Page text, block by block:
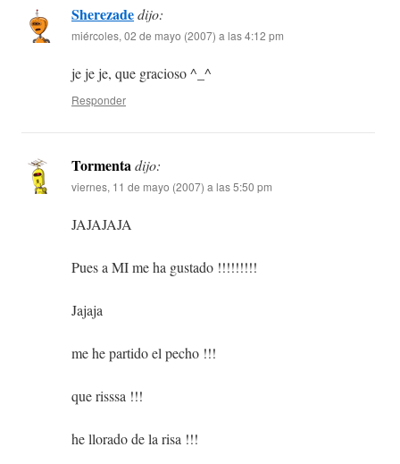
Sherezadedijo:
miércoles, 02 de mayo (2007) a las 4:12 pm
je je je, que gracioso ^_^
Responder
Tormentadijo:
viernes, 11 de mayo (2007) a las 5:50 pm
JAJAJAJA
Pues a MI me ha gustado !!!!!!!!!
Jajaja
me he partido el pecho !!!
que risssa !!!
he llorado de la risa !!!